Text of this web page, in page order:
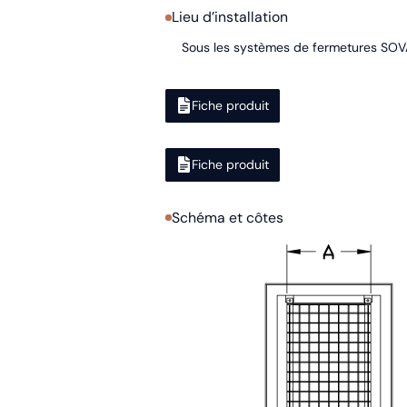
Lieu d’installation
Sous les systèmes de fermetures
Fiche produit
Fiche produit
Schéma et côtes